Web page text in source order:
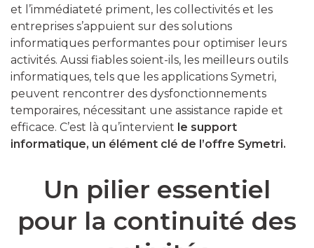
et l’immédiateté priment, les collectivités et les
entreprises s’appuient sur des solutions
informatiques performantes pour optimiser leurs
activités. Aussi fiables soient-ils, les meilleurs outils
informatiques, tels que les applications Symetri,
peuvent rencontrer des dysfonctionnements
temporaires, nécessitant une assistance rapide et
efficace. C’est là qu’intervient le support
informatique, un élément clé de l’offre Symetri.
Un pilier essentiel
pour la continuité des